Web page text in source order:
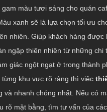
màu tươi sáng cho quán
xanh sẽ là lựa chọn tối ưu
nhiên. Giúp khách hàng được
ngập thiên nhiên từ những chi
giác ngột ngạt ở trong thành
từng khu vực rõ ràng thì việc
và nhanh chóng nhất. Nếu có
rõ mặt bằng, tìm tư vấn của